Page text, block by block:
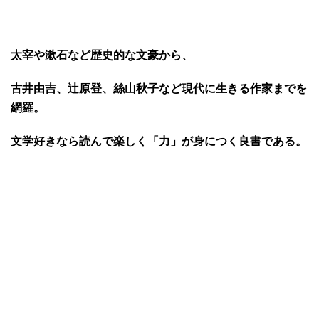
太宰や漱石など歴史的な文豪から、
古井由吉、辻原登、絲山秋子など現代に生きる作家までを
網羅。
文学好きなら読んで楽しく「力」が身につく良書である。